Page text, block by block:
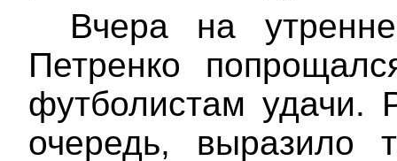
Вчера на
Петренко
футболистам удачи.
очередь, выразило